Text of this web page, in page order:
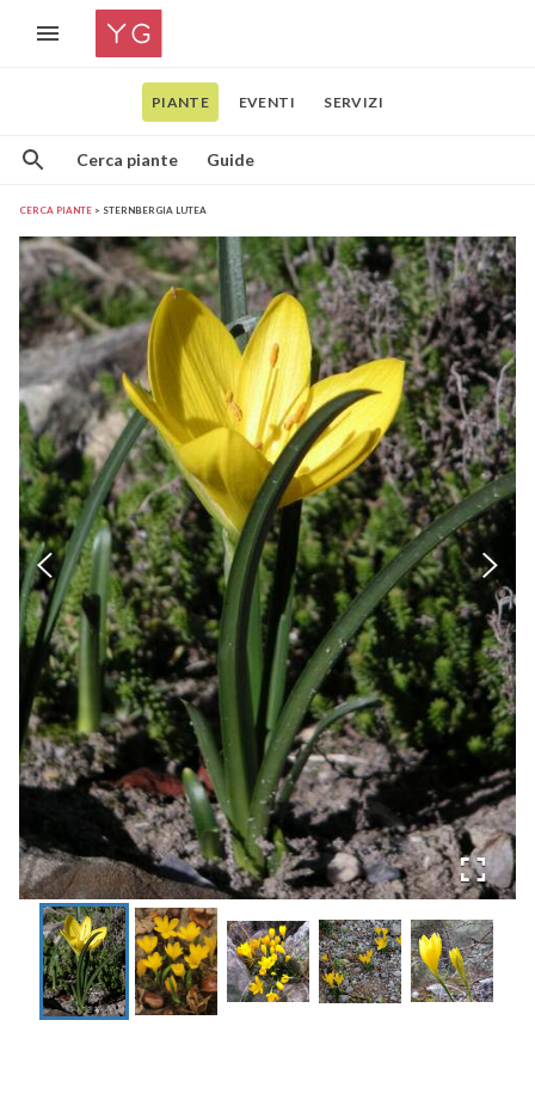
PIANTE EVENTI SERVIZI
Cerca piante Guide
CERCA PIANTE STERNBERGIA LUTEA